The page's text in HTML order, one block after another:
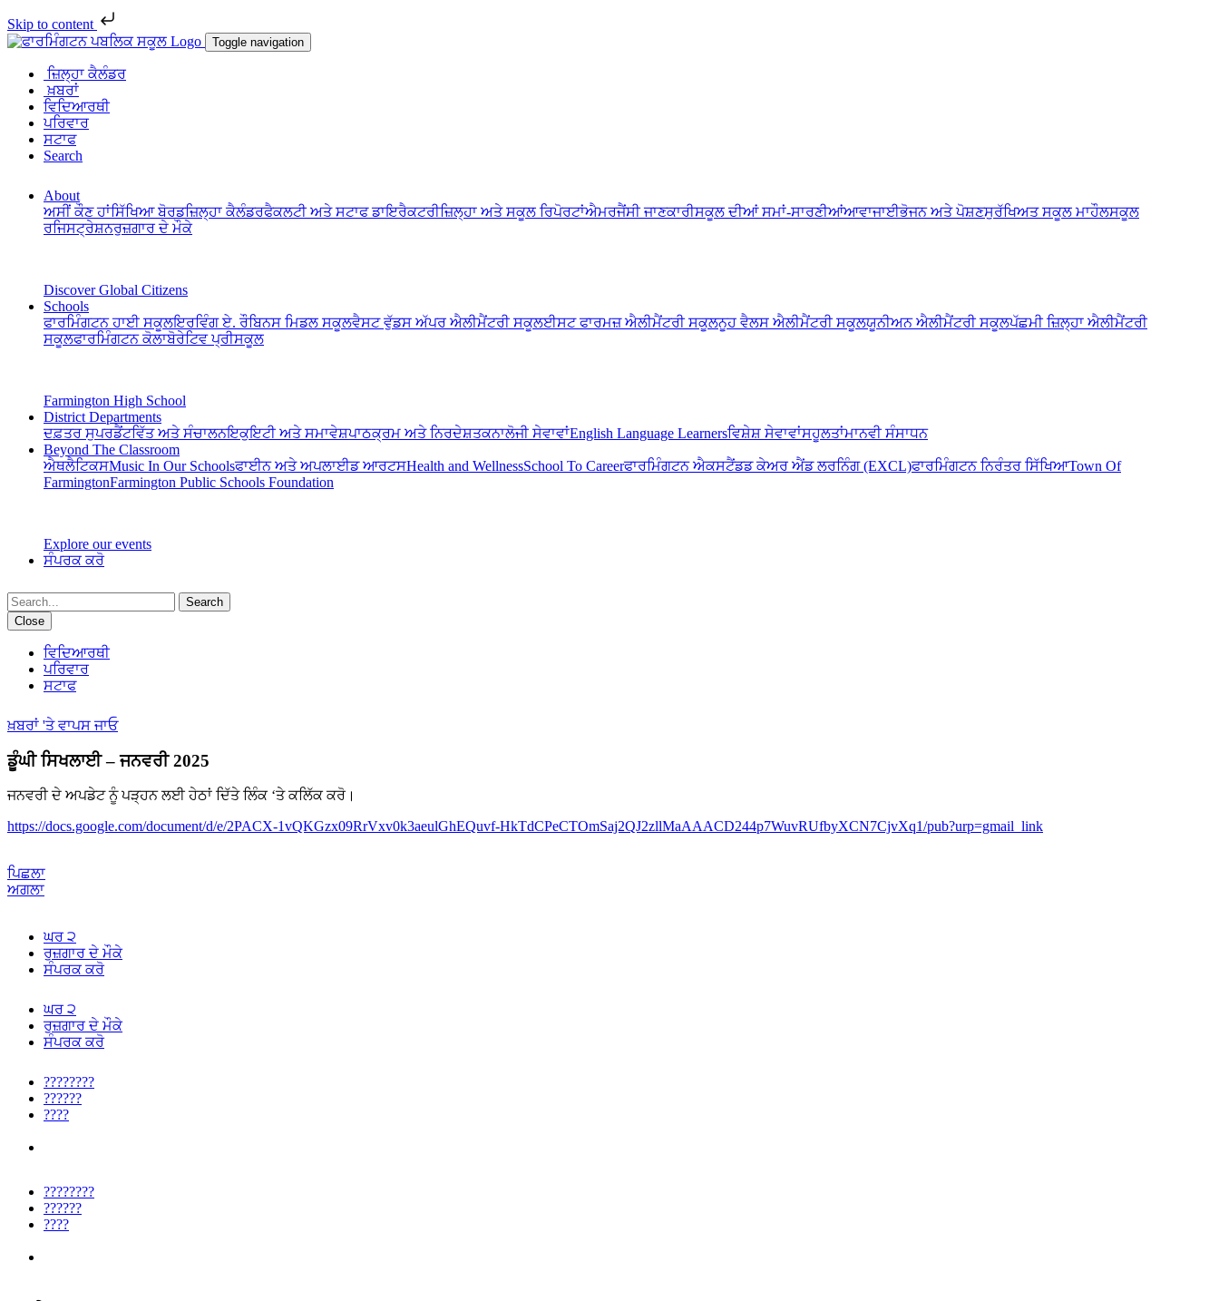
Skip to content
Toggle navigation
ਜ਼ਿਲ੍ਹਾ ਕੈਲੰਡਰ
ਖ਼ਬਰਾਂ
ਵਿਦਿਆਰਥੀ
ਪਰਿਵਾਰ
ਸਟਾਫ
Search
About
ਅਸੀਂ ਕੌਣ ਹਾਂਸਿੱਖਿਆ ਬੋਰਡਜ਼ਿਲ੍ਹਾ ਕੈਲੰਡਰਫੈਕਲਟੀ ਅਤੇ ਸਟਾਫ ਡਾਇਰੈਕਟਰੀਜ਼ਿਲ੍ਹਾ ਅਤੇ ਸਕੂਲ ਰਿਪੋਰਟਾਂਐਮਰਜੈਂਸੀ ਜਾਣਕਾਰੀਸਕੂਲ ਦੀਆਂ ਸਮਾਂ-ਸਾਰਣੀਆਂਆਵਾਜਾਈਭੋਜਨ ਅਤੇ ਪੋਸ਼ਣਸੁਰੱਖਿਅਤ ਸਕੂਲ ਮਾਹੌਲਸਕੂਲ
ਰਜਿਸਟ੍ਰੇਸ਼ਨਰੁਜ਼ਗਾਰ ਦੇ ਮੌਕੇ
Discover Global Citizens
Schools
ਫਾਰਮਿੰਗਟਨ ਹਾਈ ਸਕੂਲਇਰਵਿੰਗ ਏ. ਰੌਬਿਨਸ ਮਿਡਲ ਸਕੂਲਵੈਸਟ ਵੁੱਡਸ ਅੱਪਰ ਐਲੀਮੈਂਟਰੀ ਸਕੂਲਈਸਟ ਫਾਰਮਜ਼ ਐਲੀਮੈਂਟਰੀ ਸਕੂਲਨੂਹ ਵੈਲਸ ਐਲੀਮੈਂਟਰੀ ਸਕੂਲਯੂਨੀਅਨ ਐਲੀਮੈਂਟਰੀ ਸਕੂਲਪੱਛਮੀ ਜ਼ਿਲ੍ਹਾ ਐਲੀਮੈਂਟਰੀ
ਸਕੂਲਫਾਰਮਿੰਗਟਨ ਕੋਲਾਬੋਰੇਟਿਵ ਪ੍ਰੀਸਕੂਲ
Farmington High School
District Departments
ਦਫ਼ਤਰ ਸੁਪਰਡੈਂਟਵਿੱਤ ਅਤੇ ਸੰਚਾਲਨਇਕੁਇਟੀ ਅਤੇ ਸਮਾਵੇਸ਼ਪਾਠਕ੍ਰਮ ਅਤੇ ਨਿਰਦੇਸ਼ਤਕਨਾਲੋਜੀ ਸੇਵਾਵਾਂEnglish Language Learnersਵਿਸ਼ੇਸ਼ ਸੇਵਾਵਾਂਸਹੂਲਤਾਂਮਾਨਵੀ ਸੰਸਾਧਨ
Beyond The Classroom
ਐਥਲੈਟਿਕਸMusic In Our Schoolsਫਾਈਨ ਅਤੇ ਅਪਲਾਈਡ ਆਰਟਸHealth and WellnessSchool To Careerਫਾਰਮਿੰਗਟਨ ਐਕਸਟੈਂਡਡ ਕੇਅਰ ਐਂਡ ਲਰਨਿੰਗ (EXCL)ਫਾਰਮਿੰਗਟਨ ਨਿਰੰਤਰ ਸਿੱਖਿਆTown Of
FarmingtonFarmington Public Schools Foundation
Explore our events
ਸੰਪਰਕ ਕਰੋ
Search
Close
ਵਿਦਿਆਰਥੀ
ਪਰਿਵਾਰ
ਸਟਾਫ
ਖ਼ਬਰਾਂ 'ਤੇ ਵਾਪਸ ਜਾਓ
ਡੂੰਘੀ ਸਿਖਲਾਈ – ਜਨਵਰੀ 2025
ਜਨਵਰੀ ਦੇ ਅਪਡੇਟ ਨੂੰ ਪੜ੍ਹਨ ਲਈ ਹੇਠਾਂ ਦਿੱਤੇ ਲਿੰਕ ‘ਤੇ ਕਲਿੱਕ ਕਰੋ।
https://docs.google.com/document/d/e/2PACX-1vQKGzx09RrVxv0k3aeulGhEQuvf-HkTdCPeCTOmSaj2QJ2zllMaAAACD244p7WuvRUfbyXCN7CjvXq1/pub?urp=gmail_link
ਪਿਛਲਾ
ਅਗਲਾ
ਘਰ ੨
ਰੁਜ਼ਗਾਰ ਦੇ ਮੌਕੇ
ਸੰਪਰਕ ਕਰੋ
ਘਰ ੨
ਰੁਜ਼ਗਾਰ ਦੇ ਮੌਕੇ
ਸੰਪਰਕ ਕਰੋ
????????
??????
????
????????
??????
????